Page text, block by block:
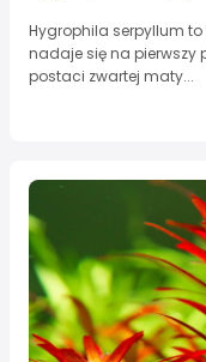
Hygrophila serpyllum
nadaje się na pierwszy
postaci zwartej maty...